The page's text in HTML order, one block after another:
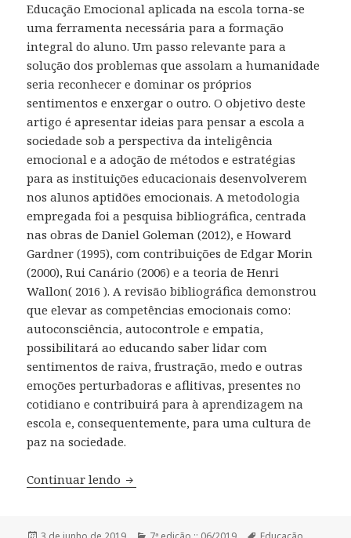
Educação Emocional aplicada na escola torna-se
uma ferramenta necessária para a formação
integral do aluno. Um passo relevante para a
solução dos problemas que assolam a humanidade
seria reconhecer e dominar os próprios
sentimentos e enxergar o outro. O objetivo deste
artigo é apresentar ideias para pensar a escola a
sociedade sob a perspectiva da inteligência
emocional e a adoção de métodos e estratégias
para as instituições educacionais desenvolverem
nos alunos aptidões emocionais. A metodologia
empregada foi a pesquisa bibliográfica, centrada
nas obras de Daniel Goleman (2012), e Howard
Gardner (1995), com contribuições de Edgar Morin
(2000), Rui Canário (2006) e a teoria de Henri
Wallon( 2016 ). A revisão bibliográfica demonstrou
que elevar as competências emocionais como:
autoconsciência, autocontrole e empatia,
possibilitará ao educando saber lidar com
sentimentos de raiva, frustração, medo e outras
emoções perturbadoras e aflitivas, presentes no
cotidiano e contribuirá para à aprendizagem na
escola e, consequentemente, para uma cultura de
paz na sociedade.
Continuar lendo Educação Emocional, Pressupostos